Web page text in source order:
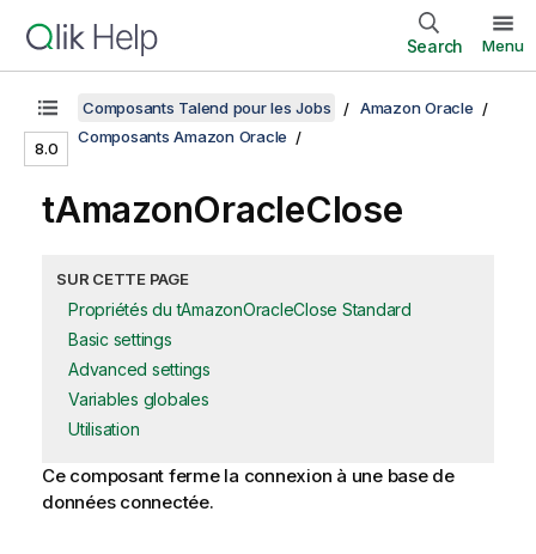
Search Menu
8.0
Composants Talend pour les Jobs
Amazon Oracle
Composants Amazon Oracle
tAmazonOracleClose
SUR CETTE PAGE
Propriétés du tAmazonOracleClose Standard
Basic settings
Advanced settings
Variables globales
Utilisation
Ce composant ferme la connexion à une base de
données connectée.